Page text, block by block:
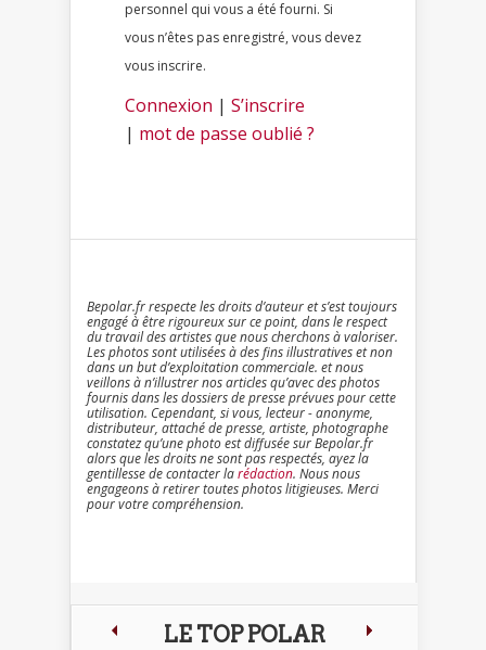
personnel qui vous a été fourni. Si
vous n’êtes pas enregistré, vous devez
vous inscrire.
Connexion | S’inscrire
| mot de passe oublié ?
Bepolar.fr respecte les droits d’auteur et s’est toujours
engagé à être rigoureux sur ce point, dans le respect
du travail des artistes que nous cherchons à valoriser.
Les photos sont utilisées à des fins illustratives et non
dans un but d’exploitation commerciale. et nous
veillons à n’illustrer nos articles qu’avec des photos
fournis dans les dossiers de presse prévues pour cette
utilisation. Cependant, si vous, lecteur - anonyme,
distributeur, attaché de presse, artiste, photographe
constatez qu’une photo est diffusée sur Bepolar.fr
alors que les droits ne sont pas respectés, ayez la
gentillesse de contacter larédaction. Nous nous
engageons à retirer toutes photos litigieuses. Merci
pour votre compréhension.
LE TOP POLAR